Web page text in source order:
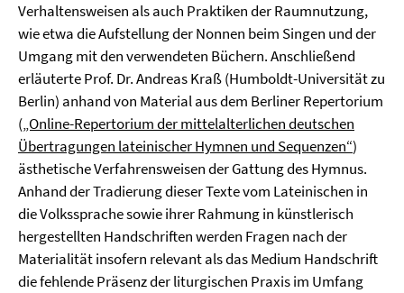
Verhaltensweisen als auch Praktiken der Raumnutzung,
wie etwa die Aufstellung der Nonnen beim Singen und der
Umgang mit den verwendeten Büchern. Anschließend
erläuterte Prof. Dr. Andreas Kraß (Humboldt-Universität zu
Berlin) anhand von Material aus dem Berliner Repertorium
(„Online-Repertorium der mittelalterlichen deutschen
Übertragungen lateinischer Hymnen und Sequenzen“)
ästhetische Verfahrensweisen der Gattung des Hymnus.
Anhand der Tradierung dieser Texte vom Lateinischen in
die Volkssprache sowie ihrer Rahmung in künstlerisch
hergestellten Handschriften werden Fragen nach der
Materialität insofern relevant als das Medium Handschrift
die fehlende Präsenz der liturgischen Praxis im Umfang